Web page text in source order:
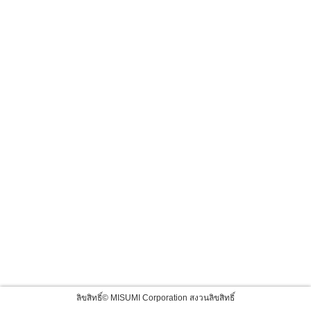
ลิขสิทธิ์© MISUMI Corporation สงวนลิขสิทธิ์